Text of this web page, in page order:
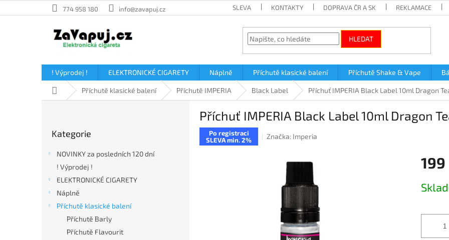
na
774 958 180 info@zavapuj.cz SLEVA KONTAKTY DOPRAVA ČR A SK REKLAMACE
HLEDAT
! Výprodej ! ELEKTRONICKÉ CIGARETY Náplně Příchutě klasické balení Příchutě Shake & Vape
Domů Příchutě klasické balení Příchutě IMPERIA Black Label Příchuť IMPERIA Black Label 10ml Dragon
kategorie
Kategorie
NOVINKY za posledních 120 dní
! Výprodej !
ELEKTRONICKÉ CIGARETY
Náplně
Příchutě klasické balení
Příchutě Barly
Příchutě Flavourit
Příchuť IMPERIA Black Label 10ml Dragon
Po registraci
SLEVA min. 2%
Značka: Imperia
199
cena: